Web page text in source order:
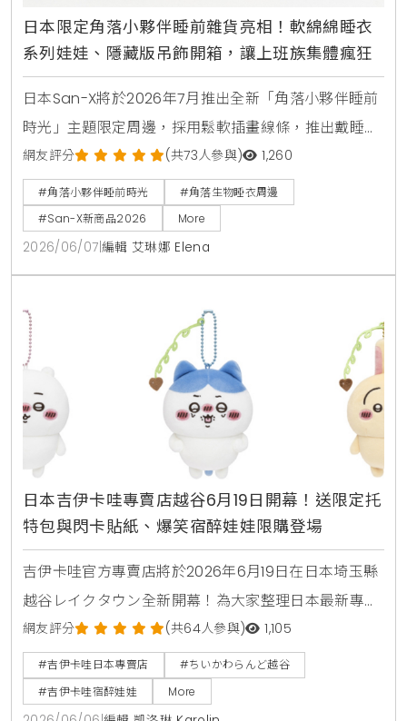
日本限定角落小夥伴睡前雜貨亮相！軟綿綿睡衣
系列娃娃、隱藏版吊飾開箱，讓上班族集體瘋狂
日本San-X將於2026年7月推出全新「角落小夥伴睡前
時光」主題限定周邊，採用鬆軟插畫線條，推出戴睡帽
與髮帶的白熊、炸豬排絨毛娃娃。系列商品包含換裝睡
袋、5加1款盲盒壓克力鑰匙圈及附粉圓布偶的透明收納
袋，採數量限定販售。
網友評分 (共73人參與) 1,260
#角落小夥伴睡前時光
#角落生物睡衣周邊
#San-X新商品2026
More
2026/06/07 編輯 艾琳娜 Elena
日本吉伊卡哇專賣店越谷6月19日開幕！送限定托
特包與閃卡貼紙、爆笑宿醉娃娃限購登場
吉伊卡哇官方專賣店將於2026年6月19日在日本埼玉縣
越谷レイクタウン全新開幕！為大家整理日本最新專賣
店的開幕資訊與交通位置。現場準備了滿額贈送的限定
非賣品貼紙、徽章與托特包。還有全新推出的超搞笑宿
醉系列吊飾娃娃、隨機盒玩公仔與寶寶筷架，並提供限
定紀念印章的收集攻略。
網友評分 (共64人參與) 1,105
#吉伊卡哇日本專賣店
#ちいかわらんど越谷
#吉伊卡哇宿醉娃娃
More